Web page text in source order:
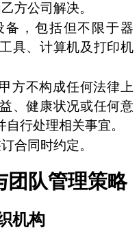
方公司解决。
，包括但不限于器
具、计算机及打印机
方不构成任何法律上
、健康状况或任何意
行处理相关事宜。
合同时约定。
团队管理策略
机构